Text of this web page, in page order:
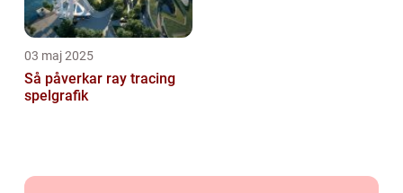
03 maj 2025
Så påverkar ray tracing
spelgrafik